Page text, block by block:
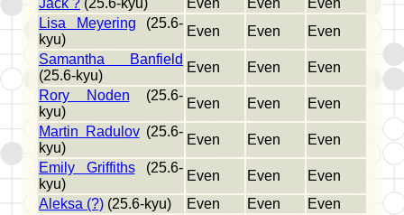
Jack ? (25.6-kyu) Even Even
Even
Lisa Meyering (25.6-
kyu)
Even Even
Even
Samantha Banfield
(25.6-kyu)
Even Even
Even
Rory Noden (25.6-
kyu)
Even Even
Even
Martin Radulov(25.6-
kyu)
Even Even
Even
Emily Griffiths(25.6-
kyu)
Even Even
Even
Aleksa (?) (25.6-kyu) Even Even
Even